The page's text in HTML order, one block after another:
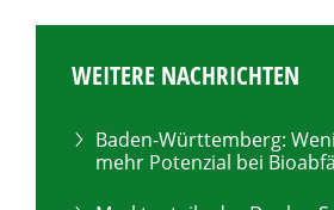
WEITERE NACHRICHTEN
Baden-Württemberg:
mehr Potenzial bei